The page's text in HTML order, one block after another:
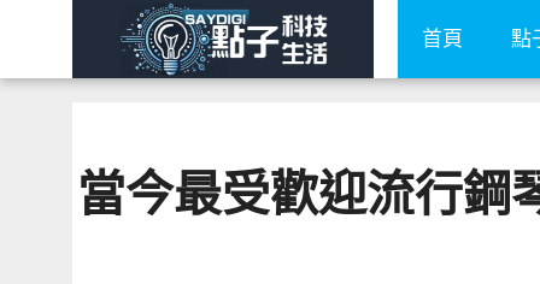
首頁 點
當今最受歡迎流行鋼